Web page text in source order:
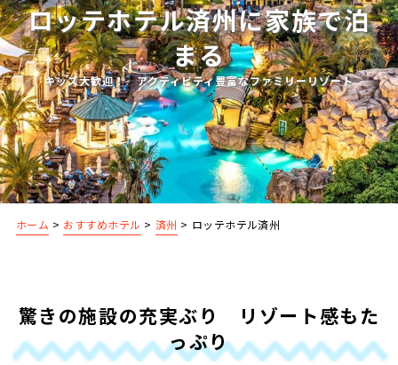
ロッテホテル済州に家族で泊
まる
キッズ大歓迎！ アクティビティ豊富なファミリーリゾート
ホーム > おすすめホテル > 済州 > ロッテホテル済州
驚きの施設の充実ぶり リゾート感もた
っぷり